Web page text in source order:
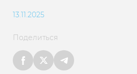
13.11.2025
Поделиться